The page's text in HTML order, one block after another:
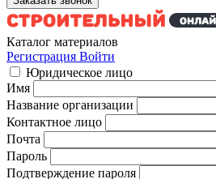
Каталог материалов
Регистрация Войти
Юридическое лицо
Имя
Название организации
Контактное лицо
Почта
Пароль
Подтверждение пароля